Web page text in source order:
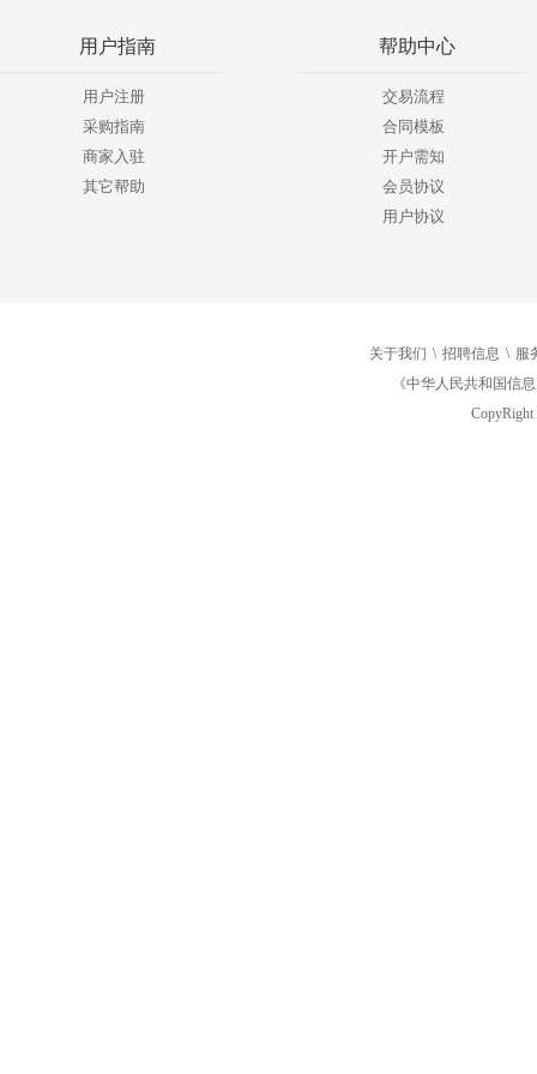
用户指南
用户注册
采购指南
商家入驻
其它帮助
帮助中心
交易流程
合同模板
开户需知
会员协议
用户协议
关于我们 \ 招聘信息 \ 服
《中华人民共和国信
CopyRight